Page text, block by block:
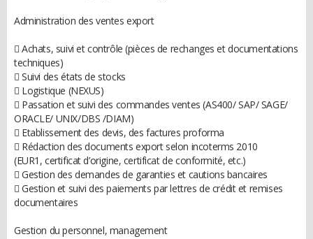
Administration des ventes export
 Achats, suivi et contrôle (pièces de rechanges et documentations
techniques)
 Suivi des états de stocks
 Logistique (NEXUS)
 Passation et suivi des commandes ventes (AS400/ SAP/ SAGE/
ORACLE/ UNIX/DBS /DIAM)
 Etablissement des devis, des factures proforma
 Rédaction des documents export selon incoterms 2010
(EUR1, certificat d’origine, certificat de conformité, etc.)
 Gestion des demandes de garanties et cautions bancaires
 Gestion et suivi des paiements par lettres de crédit et remises
documentaires
Gestion du personnel, management